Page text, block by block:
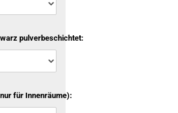
pulverbeschichtet:
für Innenräume):